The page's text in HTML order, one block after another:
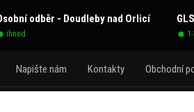
odběr - Doudleby nad Orlicí
ihned
Napište nám Kontakty Obchodní